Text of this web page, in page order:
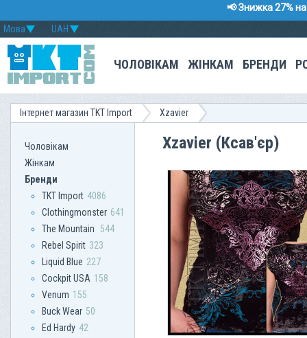
📢 Знижка 27%
UAH
Мова
ЧОЛОВІКАМ ЖІНКАМ БРЕНДИ
Інтернет магазин TKT Import Xzavier
Xzavier (Ксав'єр)
Чоловікам
Жінкам
Бренди
TKT Import 4086
Clothingmonster 641
The Mountain
544
Rebel Spirit 323
Liquid Blue 227
Сockpit USA 158
Venum 155
Buck Wear 50
Ed Hardy 42